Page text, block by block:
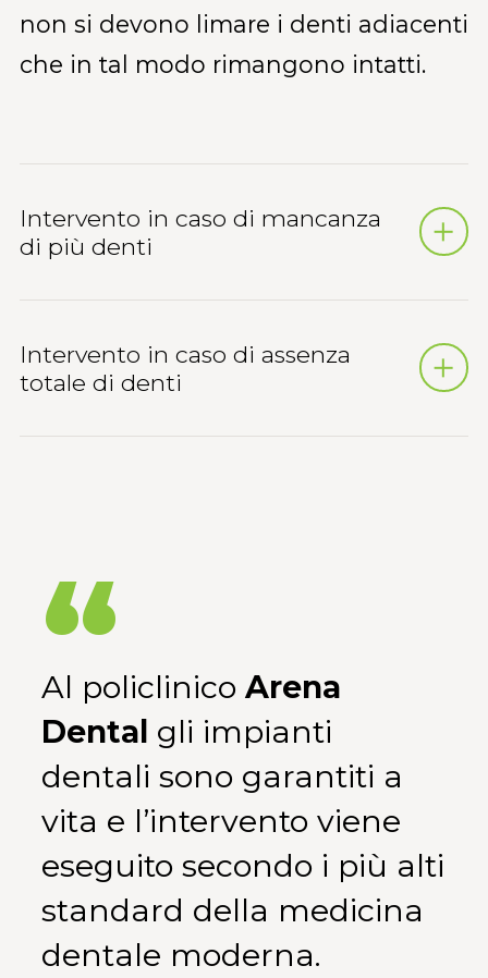
non si devono limare i denti adiacenti
che in tal modo rimangono intatti.
Intervento in caso di mancanza
di più denti
Intervento in caso di assenza
totale di denti
Al policlinicoArena
Dental gli impianti
dentali sono garantiti a
vita e l’intervento viene
eseguito secondo i più alti
standard della medicina
dentale moderna.